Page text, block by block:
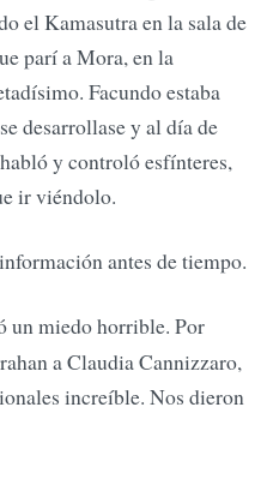
el Kamasutra en la sala de
parí a Mora, en la
Facundo estaba
desarrollase y al día de
y controló esfínteres,
ir viéndolo.
antes de tiempo.
un miedo horrible. Por
a Claudia Cannizzaro,
increíble. Nos dieron